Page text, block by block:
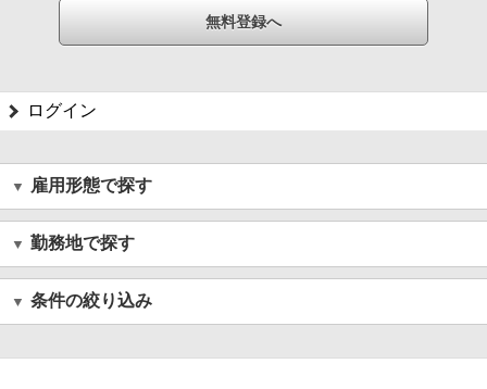
ログイン
雇用形態で探す
勤務地で探す
条件の絞り込み